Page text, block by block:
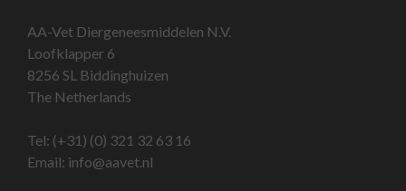
AA-Vet Diergeneesmiddelen N.V.
Loofklapper 6
8256 SL Biddinghuizen
The Netherlands
Tel: (+31) (0) 321 32 63 16
Email: info@aavet.nl